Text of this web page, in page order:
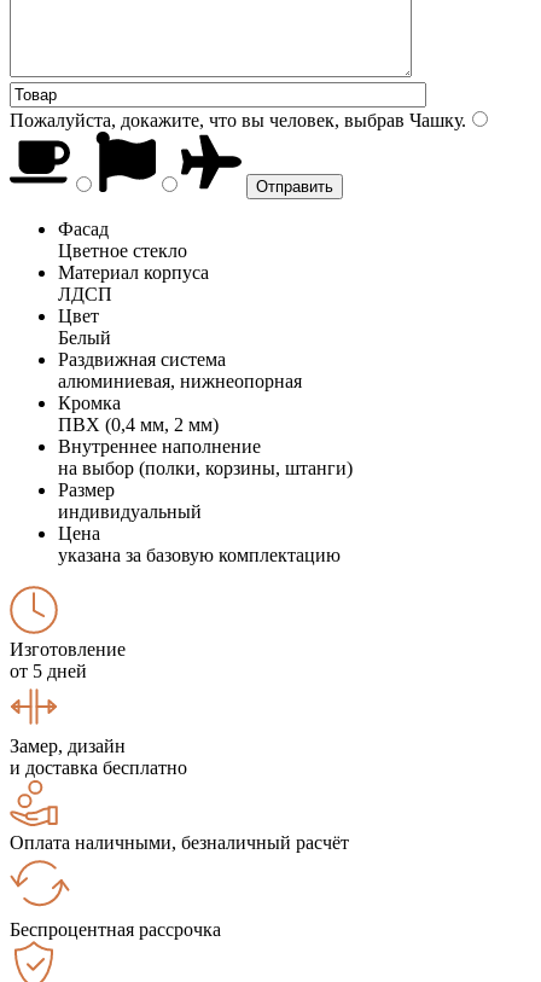
Пожалуйста, докажите, что вы человек, выбрав Чашку.
Фасад
Цветное стекло
Материал корпуса
ЛДСП
Цвет
Белый
Раздвижная система
алюминиевая, нижнеопорная
Кромка
ПВХ (0,4 мм, 2 мм)
Внутреннее наполнение
на выбор (полки, корзины, штанги)
Размер
индивидуальный
Цена
указана за базовую комплектацию
Изготовление
от 5 дней
Замер, дизайн
и доставка бесплатно
Оплата наличными, безналичный расчёт
Беспроцентная рассрочка